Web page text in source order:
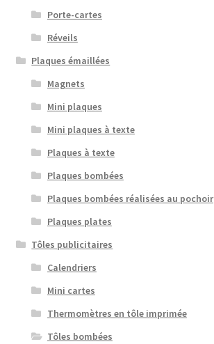
Porte-cartes
Réveils
Plaques émaillées
Magnets
Mini plaques
Mini plaques à texte
Plaques à texte
Plaques bombées
Plaques bombées réalisées au pochoir
Plaques plates
Tôles publicitaires
Calendriers
Mini cartes
Thermomètres en tôle imprimée
Tôles bombées